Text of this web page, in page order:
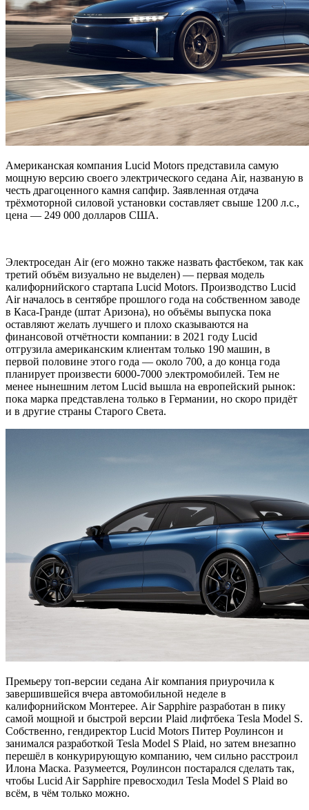
Американская компания Lucid Motors представила самую
мощную версию своего электрического седана Air, названую в
честь драгоценного камня сапфир. Заявленная отдача
трёхмоторной силовой установки составляет свыше 1200 л.с.,
цена — 249 000 долларов США.
Электроседан Air (его можно также назвать фастбеком, так как
третий объём визуально не выделен) — первая модель
калифорнийского стартапа Lucid Motors. Производство Lucid
Air началось в сентябре прошлого года на собственном заводе
в Каса-Гранде (штат Аризона), но объёмы выпуска пока
оставляют желать лучшего и плохо сказываются на
финансовой отчётности компании: в 2021 году Lucid
отгрузила американским клиентам только 190 машин, в
первой половине этого года — около 700, а до конца года
планирует произвести 6000-7000 электромобилей. Тем не
менее нынешним летом Lucid вышла на европейский рынок:
пока марка представлена только в Германии, но скоро придёт
и в другие страны Старого Света.
Премьеру топ-версии седана Air компания приурочила к
завершившейся вчера автомобильной неделе в
калифорнийском Монтерее. Air Sapphire разработан в пику
самой мощной и быстрой версии Plaid лифтбека Tesla Model S.
Собственно, гендиректор Lucid Motors Питер Роулинсон и
занимался разработкой Tesla Model S Plaid, но затем внезапно
перешёл в конкурирующую компанию, чем сильно расстроил
Илона Маска. Разумеется, Роулинсон постарался сделать так,
чтобы Lucid Air Sapphire превосходил Tesla Model S Plaid во
всём, в чём только можно.